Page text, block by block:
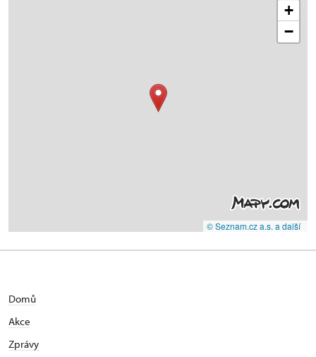
+
−
© Seznam.cz a.s. a další
Domů
Akce
Zprávy